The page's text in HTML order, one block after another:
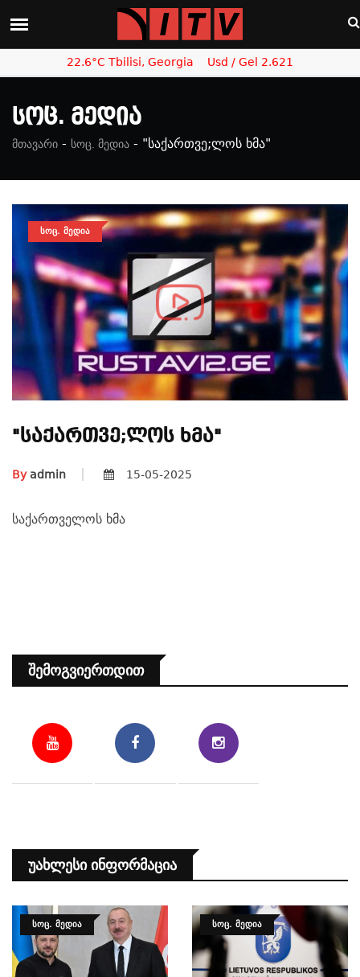
22.6°C Tbilisi, Georgia Usd / Gel 2.621
Სოც. Მედია
მთავარი - სოც. მედია - "საქართვე;ლოს ხმა"
ᲡᲝᲪ. ᲛᲔᲓᲘᲐ
"საქართვე;ლოს Ხმა"
Byadmin 15-05-2025
საქართველოს ხმა
Შემოგვიერთდით
Უახლესი Ინფორმაცია
ᲡᲝᲪ. ᲛᲔᲓᲘᲐ ᲡᲝᲪ. ᲛᲔᲓᲘᲐ